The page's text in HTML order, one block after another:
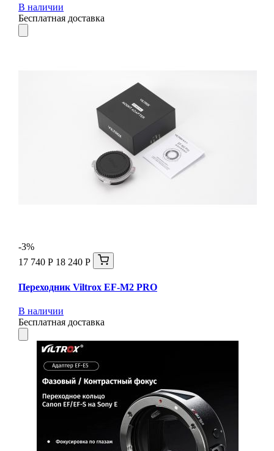
В наличии
Бесплатная доставка
-3%
17 740 Р 18 240 Р
Переходник Viltrox EF-M2 PRO
В наличии
Бесплатная доставка